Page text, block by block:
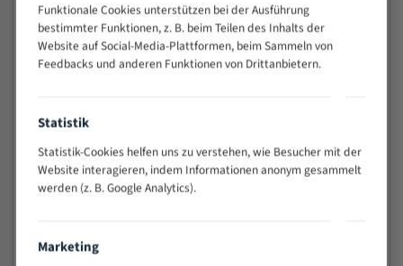
> 500
0,75/1,25
Vorteile:
Vielseitiges Bandsägeblatt für verschiedenste
Widerstandsfähig gegen Zahnbruch auch bei
wechselnde Verbindungslängen)
Sehr geringe Vibration
Technische Beschreibung:
Funktionale Cookies unterstützen bei der Ausführung
bestimmter Funktionen, z. B. beim Teilen des Inhalts der
Website auf Social-Media-Plattformen, beim Sammeln von
Feedbacks und anderen Funktionen von Drittanbietern.
Statistik
Statistik-Cookies helfen uns zu verstehen, wie Besucher mit der
Website interagieren, indem Informationen anonym gesammelt
werden (z. B. Google Analytics).
Marketing